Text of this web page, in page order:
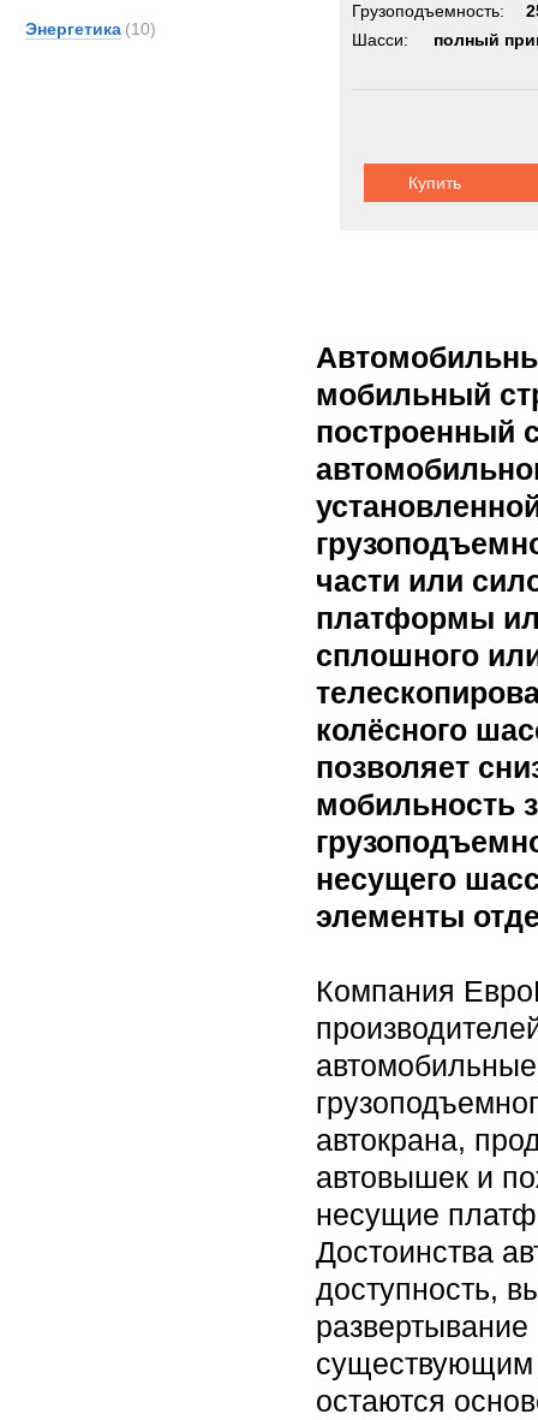
Энергетика (10)
Грузоподъемность:
Шасси:
полный
Купить
мобильный
построенный
части или
платформы
сплошного
колёсного
позволяет
мобильность
несущего
элементы
Компания
автокрана,
автовышек и
несущие
Достоинства
доступность,
существующим
остаются